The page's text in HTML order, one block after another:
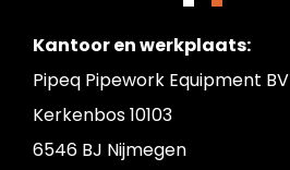
Kantoor en werkplaats:
Pipeq Pipework Equipment BV
Kerkenbos 10103
6546 BJ Nijmegen